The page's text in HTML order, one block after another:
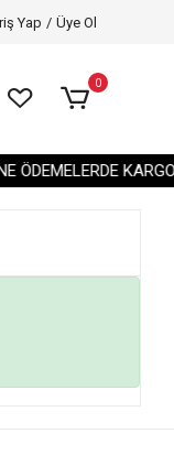
ÖDEMELERDE
Yap / Üye Ol
0